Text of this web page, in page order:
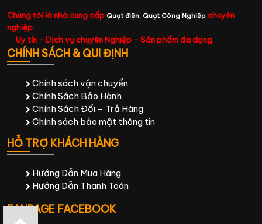
Chúng tôi là nhà cung cấp Quạt điện, Quạt Công Nghiệp chuyên
nghiệp
Uy tín - Dịch vụ chuyên Nghiệp - Sản phẩm đa dạng
CHÍNH SÁCH & QUI ĐỊNH
Chính sách vận chuyển
Chính Sách Bảo Hành
Chính Sách Đổi – Trả Hàng
Chính sách bảo mật thông tin
HỖ TRỢ KHÁCH HÀNG
Hướng Dẫn Mua Hàng
Hướng Dẫn Thanh Toán
FANPAGE FACEBOOK